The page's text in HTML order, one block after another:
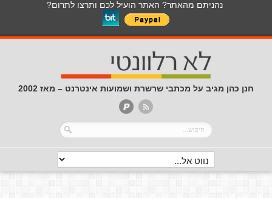
נהניתם מהאתר? האתר הועיל לכם ותרצו לתרום?
חנן כהן מגיב על מכתבי שרשרת ושמועות אינטרנט – מאז 2002